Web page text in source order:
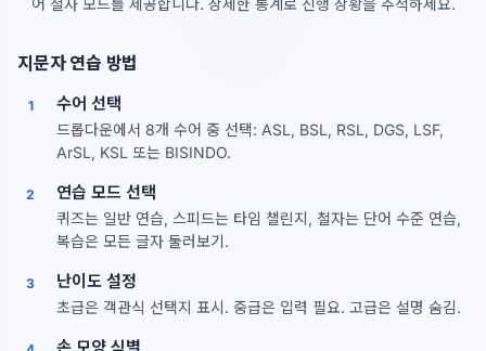
어 철자 모드를 제공합니다. 상세한 통계로 진행 상황을 추적하세요.
지문자 연습 방법
1 수어 선택
드롭다운에서 8개 수어 중 선택: ASL, BSL, RSL, DGS, LSF,
ArSL, KSL 또는 BISINDO.
2 연습 모드 선택
퀴즈는 일반 연습, 스피드는 타임 챌린지, 철자는 단어 수준 연습,
복습은 모든 글자 둘러보기.
3 난이도 설정
초급은 객관식 선택지 표시. 중급은 입력 필요. 고급은 설명 숨김.